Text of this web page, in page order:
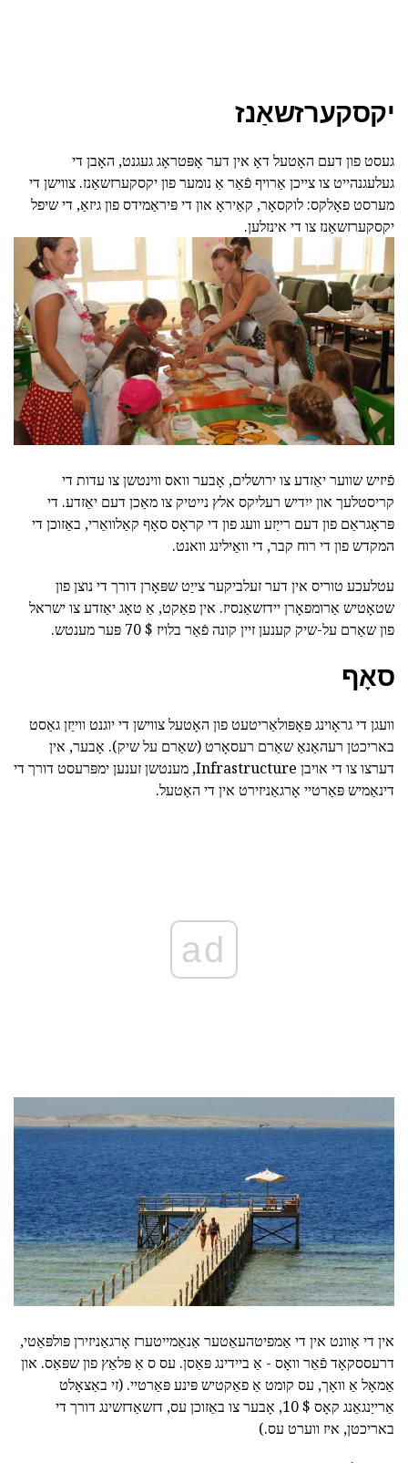
יקסקערזשאַנז
געסט פון דעם האָטעל דאָ אין דער אָפּטראָג געגנט, האָבן די
געלעגנהייט צו צייכן אַרויף פֿאַר אַ נומער פון יקסקערזשאַנז. צווישן די
מערסט פאָלקס: לוקסאָר, קאַיראָ און די פּיראַמידס פון גיזאַ, די שיפל
יקסקערזשאַנז צו די אינזלען.
פֿיזיש שווער יאַזדע צו ירושלים, אָבער וואס ווינטשן צו עדות די
קריסטלעך און ייִדיש רעליקס אלץ נייטיק צו מאַכן דעם יאַזדע. די
פּראָגראַם פון דעם רייַזע וועג פון די קראָס סאָף קאַלוואַרי, באַזוכן די
המקדש פון די רוח קבר, די וואַילינג וואנט.
עטלעכע טוריס אין דער זעלביקער צייַט שפּאָרן דורך די נוצן פון
שטאָטיש אַרומפאָרן יידזשאַנסיז. אין פאַקט, אַ טאָג יאַזדע צו ישראל
פון שאַרם על-שיק קענען זיין קונה פֿאַר בלויז $ 70 פּער מענטש.
סאָף
וועגן די גראָוינג פּאָפּולאַריטעט פון האָטעל צווישן די יוגנט ווייַזן גאַסט
באריכטן רעהאַנאַ שאַרם רעסאָרט (שאַרם על שיק). אָבער, אין
דערצו צו די אויבן Infrastructure, מענטשן זענען ימפּרעסט דורך די
דינאַמיש פּאַרטיי אָרגאַניזירט אין די האָטעל.
ad
אין די אָוונט אין די אַמפיטהעאַטער אַנאַמייטערז אָרגאַניזירן פּולפּאַטי,
דרעססקאָד פֿאַר וואָס - אַ ביידינג פּאַסן. עס ס אַ פּלאַץ פון שפּאַס. און
אַמאָל אַ וואָך, עס קומט אַ פאַקטיש פּינע פּאַרטיי. (זי באַצאָלט
אַרייַנגאַנג קאָס $ 10, אָבער צו באַזוכן עס, דזשאַדזשינג דורך די
באריכטן, איז ווערט עס.)